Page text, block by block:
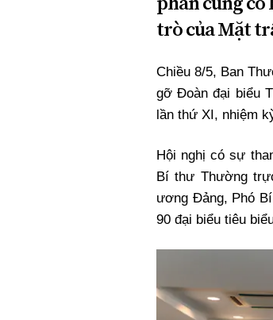
Xi nhan Trái Phải
Bạn đọc viết
trò của Mặt
Chiều 8/5, Ban
gỡ Đoàn đại biểu
lần thứ XI, nhiệm
Hội nghị có sự
Bí thư Thường
ương Đảng, Phó
90 đại biểu tiêu